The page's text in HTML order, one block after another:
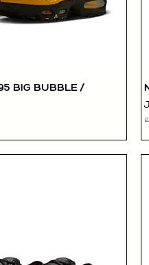
快速瀏覽
BIG BUBBLE /